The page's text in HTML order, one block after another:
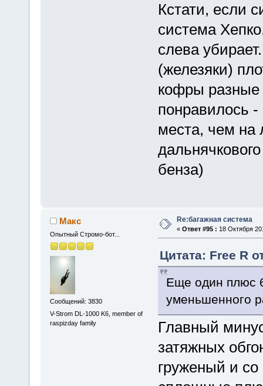
Кстати, если
система
слева
(железяки)
кофры разные
понравилось
места, чем на
бенза)
Макс
Опытный Стромо-бот...
Сообщений: 3830
V-Strom DL-1000 K6, member of
raspizday family
Re:багажная система
« Ответ #95 : 18 Октября
Цитата: Free R
Еще один плюс
уменьшенного
Главный
затяжных
груженый и